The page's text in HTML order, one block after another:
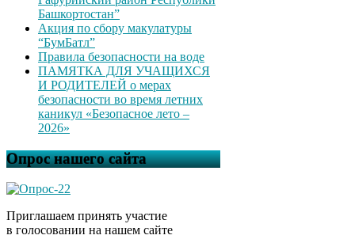
Башкортостан”
Акция по сбору макулатуры
“БумБатл”
Правила безопасности на воде
ПАМЯТКА ДЛЯ УЧАЩИХСЯ
И РОДИТЕЛЕЙ о мерах
безопасности во время летних
каникул «Безопасное лето –
2026»
Опрос нашего сайта
Приглашаем принять участие
в голосовании на нашем сайте